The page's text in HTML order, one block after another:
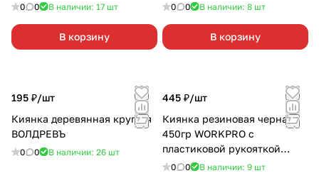
0 0 В наличии: 17 шт
В корзину
0 0 В наличии: 8 шт
В корзину
195 ₽/шт
Киянка деревянная круглая
ВОЛДРЕВЪ
0 0 В наличии: 26 шт
445 ₽/шт
Киянка резиновая черная
450гр WORKPRO с
пластиковой рукояткой
WP241041
0 0 В наличии: 9 шт